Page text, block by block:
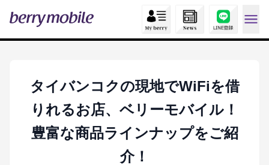
タイバンコクの現地でWiFiを借
りれるお店、ベリーモバイル！
豊富な商品ラインナップをご紹
介！